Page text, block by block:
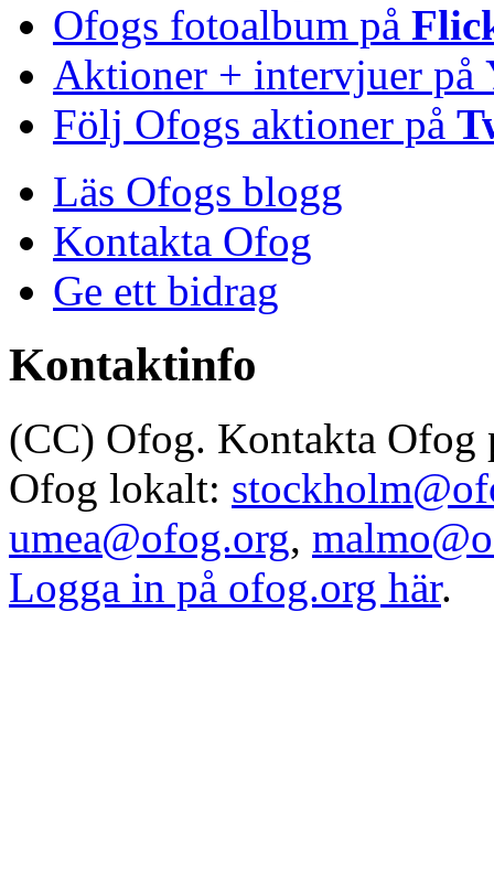
Ofogs fotoalbum på
Aktioner + intervjuer på
Följ Ofogs aktioner på
Läs Ofogs blogg
Kontakta Ofog
Ge ett bidrag
Kontaktinfo
(CC) Ofog. Kontakta Ofog
Ofog lokalt:
umea@ofog.org,
Logga in på ofog.org här.